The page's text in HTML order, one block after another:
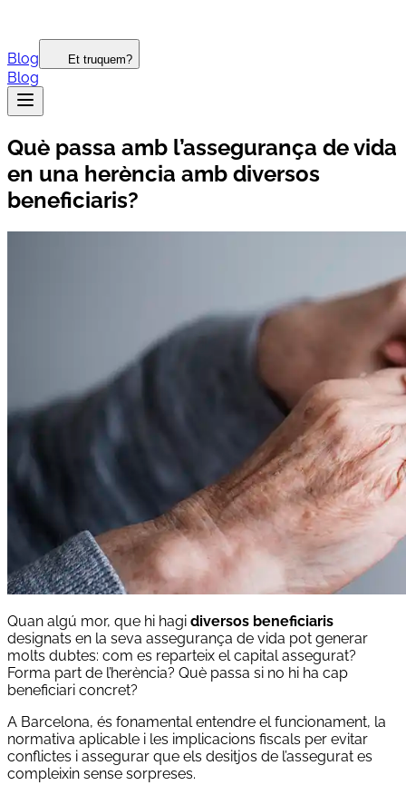
Blog Et truquem?
Blog
Què passa amb l’assegurança de vida
en una herència amb diversos
beneficiaris?
Quan algú mor, que hi hagi diversos beneficiaris
designats en la seva assegurança de vida pot generar
molts dubtes: com es reparteix el capital assegurat?
Forma part de l’herència? Què passa si no hi ha cap
beneficiari concret?
A Barcelona, és fonamental entendre el funcionament, la
normativa aplicable i les implicacions fiscals per evitar
conflictes i assegurar que els desitjos de l’assegurat es
compleixin sense sorpreses.